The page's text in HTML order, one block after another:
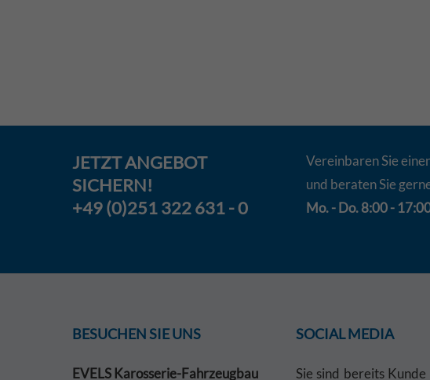
JETZTANGEBOT
SICHERN!
+49 (0)251 322 631 - 0
Vereinbaren Sie
und beraten Sie
Mo. - Do. 8:00 -
BESUCHEN SIE UNS
EVELS Karosserie-Fahrzeugbau
SOCIAL MEDIA
Sie sind bereits Kunde